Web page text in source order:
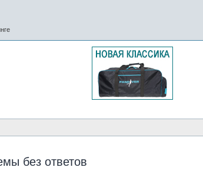
без ответов